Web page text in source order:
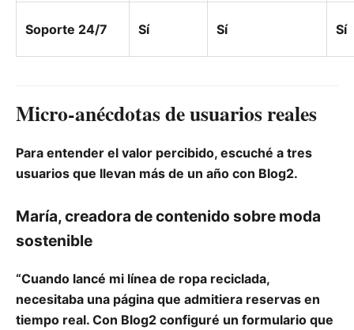
Soporte 24/7 Sí Sí Sí
Micro‑anécdotas de usuarios reales
Para entender el valor percibido, escuché a tres
usuarios que llevan más de un año con Blog2.
María, creadora de contenido sobre moda
sostenible
“Cuando lancé mi línea de ropa reciclada,
necesitaba una página que admitiera reservas en
tiempo real. Con Blog2 configuré un formulario que